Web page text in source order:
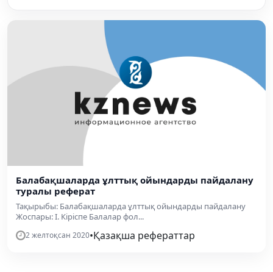
Балабақшаларда ұлттық ойындарды пайдалану
туралы реферат
Тақырыбы: Балабақшаларда ұлттық ойындарды пайдалану
Жоспары: І. Кіріспе Балалар фол...
2 желтоқсан 2020•Қазақша рефераттар